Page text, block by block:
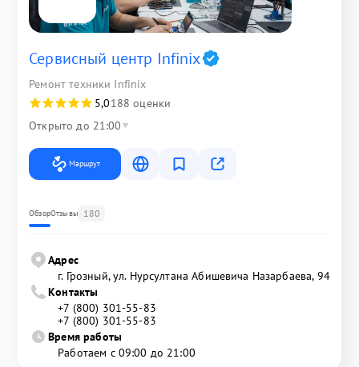
Сервисный центр Infinix
Ремонт техники Infinix
5,0188 оценки
Открыто до 21:00
Маршрут
ОбзорОтзывы 180
Адрес
г. Грозный, ул. Нурсултана Абишевича Назарбаева, 94
Контакты
+7 (800) 301-55-83
+7 (800) 301-55-83
Время работы
Работаем с 09:00 до 21:00